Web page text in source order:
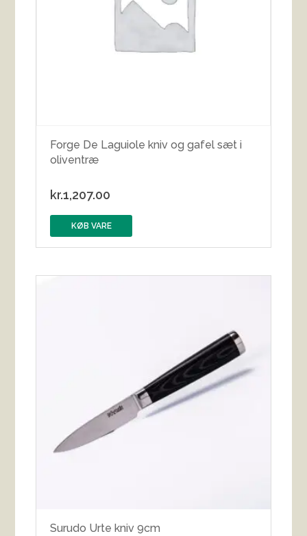
Forge De Laguiole kniv og gafel sæt i
oliventræ
kr.1,207.00
KØB VARE
Surudo Urte kniv 9cm